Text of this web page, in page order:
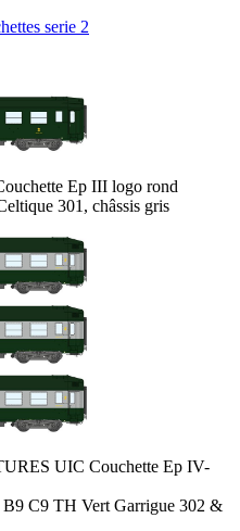
serie 2
Ep III logo rond
301, châssis gris
UIC Couchette Ep IV-
C9 TH Vert Garrigue 302 &